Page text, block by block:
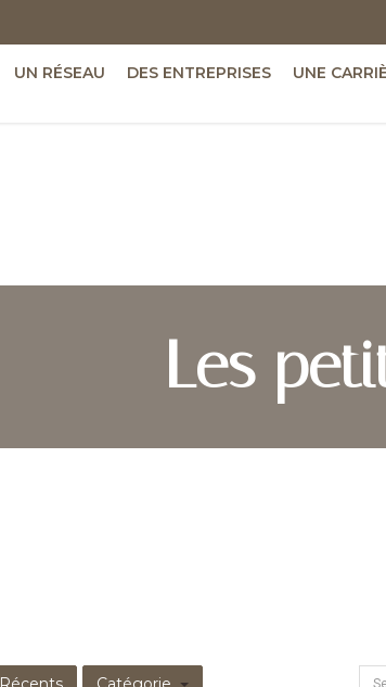
UN RÉSEAU DES ENTREPRISES UNE
Les